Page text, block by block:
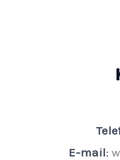
E-mail: